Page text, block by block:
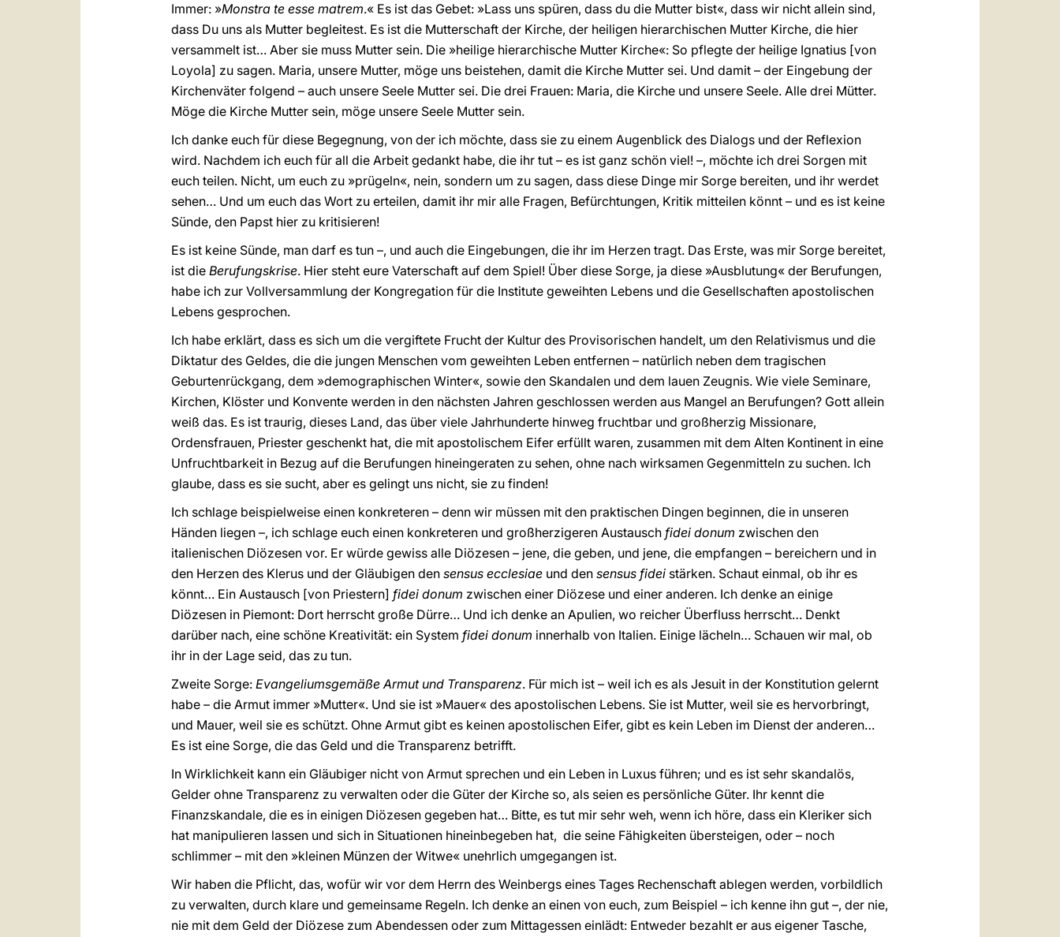
Immer: »Monstra te esse matrem.« Es ist das Gebet: »Lass uns spüren, dass du die Mutter bist«, dass wir nicht allein sind,
dass Du uns als Mutter begleitest. Es ist die Mutterschaft der Kirche, der heiligen hierarchischen Mutter Kirche, die hier
versammelt ist… Aber sie muss Mutter sein. Die »heilige hierarchische Mutter Kirche«: So pflegte der heilige Ignatius [von
Loyola] zu sagen. Maria, unsere Mutter, möge uns beistehen, damit die Kirche Mutter sei. Und damit – der Eingebung der
Kirchenväter folgend – auch unsere Seele Mutter sei. Die drei Frauen: Maria, die Kirche und unsere Seele. Alle drei Mütter.
Möge die Kirche Mutter sein, möge unsere Seele Mutter sein.
Ich danke euch für diese Begegnung, von der ich möchte, dass sie zu einem Augenblick des Dialogs und der Reflexion
wird. Nachdem ich euch für all die Arbeit gedankt habe, die ihr tut – es ist ganz schön viel! –, möchte ich drei Sorgen mit
euch teilen. Nicht, um euch zu »prügeln«, nein, sondern um zu sagen, dass diese Dinge mir Sorge bereiten, und ihr werdet
sehen… Und um euch das Wort zu erteilen, damit ihr mir alle Fragen, Befürchtungen, Kritik mitteilen könnt – und es ist keine
Sünde, den Papst hier zu kritisieren!
Es ist keine Sünde, man darf es tun –, und auch die Eingebungen, die ihr im Herzen tragt. Das Erste, was mir Sorge bereitet,
ist die Berufungskrise. Hier steht eure Vaterschaft auf dem Spiel! Über diese Sorge, ja diese »Ausblutung« der Berufungen,
habe ich zur Vollversammlung der Kongregation für die Institute geweihten Lebens und die Gesellschaften apostolischen
Lebens gesprochen.
Ich habe erklärt, dass es sich um die vergiftete Frucht der Kultur des Provisorischen handelt, um den Relativismus und die
Diktatur des Geldes, die die jungen Menschen vom geweihten Leben entfernen – natürlich neben dem tragischen
Geburtenrückgang, dem »demographischen Winter«, sowie den Skandalen und dem lauen Zeugnis. Wie viele Seminare,
Kirchen, Klöster und Konvente werden in den nächsten Jahren geschlossen werden aus Mangel an Berufungen? Gott allein
weiß das. Es ist traurig, dieses Land, das über viele Jahrhunderte hinweg fruchtbar und großherzig Missionare,
Ordensfrauen, Priester geschenkt hat, die mit apostolischem Eifer erfüllt waren, zusammen mit dem Alten Kontinent in eine
Unfruchtbarkeit in Bezug auf die Berufungen hineingeraten zu sehen, ohne nach wirksamen Gegenmitteln zu suchen. Ich
glaube, dass es sie sucht, aber es gelingt uns nicht, sie zu finden!
Ich schlage beispielweise einen konkreteren – denn wir müssen mit den praktischen Dingen beginnen, die in unseren
Händen liegen –, ich schlage euch einen konkreteren und großherzigeren Austausch fidei donum zwischen den
italienischen Diözesen vor. Er würde gewiss alle Diözesen – jene, die geben, und jene, die empfangen – bereichern und in
den Herzen des Klerus und der Gläubigen den sensus ecclesiae und den sensus fidei stärken. Schaut einmal, ob ihr es
könnt… Ein Austausch [von Priestern] fidei donum zwischen einer Diözese und einer anderen. Ich denke an einige
Diözesen in Piemont: Dort herrscht große Dürre… Und ich denke an Apulien, wo reicher Überfluss herrscht… Denkt
darüber nach, eine schöne Kreativität: ein System fidei donum innerhalb von Italien. Einige lächeln… Schauen wir mal, ob
ihr in der Lage seid, das zu tun.
Zweite Sorge: Evangeliumsgemäße Armut und Transparenz. Für mich ist – weil ich es als Jesuit in der Konstitution gelernt
habe – die Armut immer »Mutter«. Und sie ist »Mauer« des apostolischen Lebens. Sie ist Mutter, weil sie es hervorbringt,
und Mauer, weil sie es schützt. Ohne Armut gibt es keinen apostolischen Eifer, gibt es kein Leben im Dienst der anderen…
Es ist eine Sorge, die das Geld und die Transparenz betrifft.
In Wirklichkeit kann ein Gläubiger nicht von Armut sprechen und ein Leben in Luxus führen; und es ist sehr skandalös,
Gelder ohne Transparenz zu verwalten oder die Güter der Kirche so, als seien es persönliche Güter. Ihr kennt die
Finanzskandale, die es in einigen Diözesen gegeben hat… Bitte, es tut mir sehr weh, wenn ich höre, dass ein Kleriker sich
hat manipulieren lassen und sich in Situationen hineinbegeben hat, die seine Fähigkeiten übersteigen, oder – noch
schlimmer – mit den »kleinen Münzen der Witwe« unehrlich umgegangen ist.
Wir haben die Pflicht, das, wofür wir vor dem Herrn des Weinbergs eines Tages Rechenschaft ablegen werden, vorbildlich
zu verwalten, durch klare und gemeinsame Regeln. Ich denke an einen von euch, zum Beispiel – ich kenne ihn gut –, der nie,
nie mit dem Geld der Diözese zum Abendessen oder zum Mittagessen einlädt: Entweder bezahlt er aus eigener Tasche,